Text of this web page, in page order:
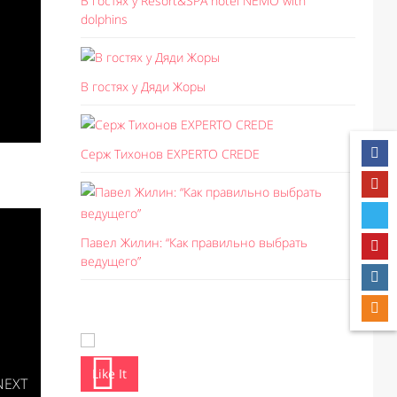
dolphins
В гостях у Дяди Жоры
Серж Тихонов EXPERTO CREDE
Павел Жилин: “Как правильно выбрать
ведущего”
Like It